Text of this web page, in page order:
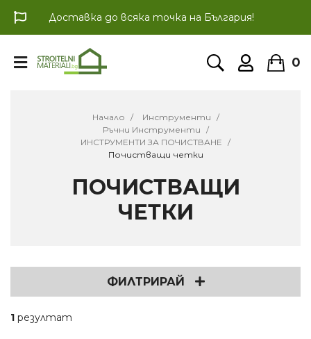
Доставка до всяка точка на България!
0
Начало
Инструменти
Ръчни Инструменти
ИНСТРУМЕНТИ ЗА ПОЧИСТВАНЕ
Почистващи четки
ПОЧИСТВАЩИ
ЧЕТКИ
ФИЛТРИРАЙ
1 резултат